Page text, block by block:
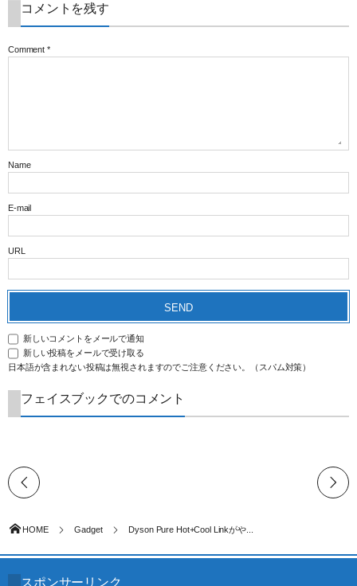
コメントを残す
Comment *
Name
E-mail
URL
新しいコメントをメールで通知
新しい投稿をメールで受け取る
日本語が含まれない投稿は無視されますのでご注意ください。（スパム対策）
フェイスブックでのコメント
HOME Gadget Dyson Pure Hot+Cool Linkがや...
スポンサーリンク